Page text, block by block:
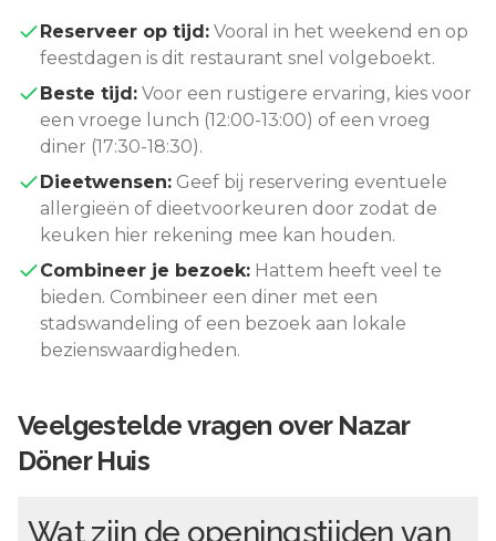
Reserveer op tijd: Vooral in het weekend en op
feestdagen is dit restaurant snel volgeboekt.
Beste tijd: Voor een rustigere ervaring, kies voor
een vroege lunch (12:00-13:00) of een vroeg
diner (17:30-18:30).
Dieetwensen: Geef bij reservering eventuele
allergieën of dieetvoorkeuren door zodat de
keuken hier rekening mee kan houden.
Combineer je bezoek: Hattem heeft veel te
bieden. Combineer een diner met een
stadswandeling of een bezoek aan lokale
bezienswaardigheden.
Veelgestelde vragen over Nazar
Döner Huis
Wat zijn de openingstijden van